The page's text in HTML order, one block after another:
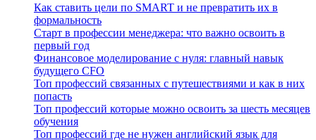
Как ставить цели по SMART и не превратить их в
формальность
Старт в профессии менеджера: что важно освоить в
первый год
Финансовое моделирование с нуля: главный навык
будущего CFO
Топ профессий связанных с путешествиями и как в них
попасть
Топ профессий которые можно освоить за шесть месяцев
обучения
Топ профессий где не нужен английский язык для